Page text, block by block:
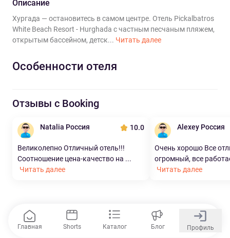
Описание
Хургада — остановитесь в самом центре. Отель Pickalbatros
White Beach Resort - Hurghada с частным песчаным пляжем,
открытым бассейном, детск... Читать далее
Особенности отеля
Отзывы с Booking
Natalia Россия 10.0
Великолепно Отличный отель!!!
Соотношение цена-качество на ...
Читать далее
Alexey Россия
Очень хорошо Все
огромный, все
Читать далее
Главная Shorts Каталог Блог Профиль